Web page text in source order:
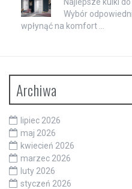
Wybór
wpłynąć na komfort …
Archiwa
lipiec 2026
maj 2026
kwiecień 2026
marzec 2026
luty 2026
styczeń 2026